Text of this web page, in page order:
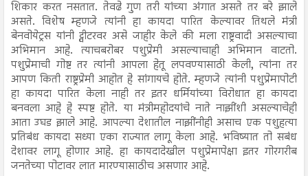
शिकार करत नसतात. तेवढे गुण तरी यांच्या अंगात असते तर बरे झाले
असते. विशेष म्हणजे त्यांनी हा कायदा पारित केल्यावर तिथले मंत्री
बेनवोयेट्रस यांनी ट्वीटरवर असे जाहीर केले की मला राष्ट्रवादी असल्याचा
अभिमान आहे. त्याचबरोबर पशुप्रेमी असल्याचाही अभिमान वाटतो.
पशुप्रेमाची गोष्ट तर त्यांनी आपला हेतू लपवण्यासाठी केली, त्यांना तर
आपण किती राष्ट्रप्रेमी आहोत हे सांगायचे होते. म्हणजे त्यांनी पशुप्रेमापोटी
हा कायदा पारित केला नाही तर इतर धर्मियांच्या विरोधात हा कायदा
बनवला आहे हे स्पष्ट होते. या मंत्रीमहोदयांचे नाते नाझींशी असल्याचेही
आता उघड झाले आहे. आपल्या देशातील नाझींनीही असाच एक पशुहत्या
प्रतिबंध कायदा सध्या एका राज्यात लागू केला आहे. भविष्यात तो सबंध
देशावर लागू होणार आहे. हा कायदादेखील पशुप्रेमापेक्षा इतर गोरगरीब
जनतेच्या पोटावर लात मारण्यासाठीच असणार आहे.